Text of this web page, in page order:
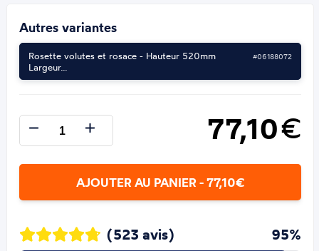
Autres variantes
Rosette volutes et rosace - Hauteur 520mm
Largeur…
#06188072
77,10€
AJOUTER AU PANIER - 77,10€
(523 avis) 95%